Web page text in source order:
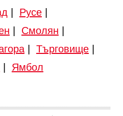
Русе|
Смолян
| Търговище|
Ямбол